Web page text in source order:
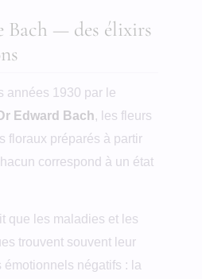
Bach — des élixirs
années 1930 par le
Edward Bach, les fleurs
floraux préparés à partir
correspond à un état
que les maladies et les
trouvent souvent leur
négatifs : la